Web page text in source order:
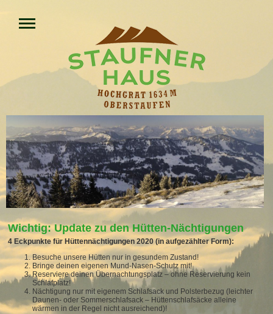
Wichtig: Update zu den Hütten-Nächtigungen
4 Eckpunkte für Hüttennächtigungen 2020 (in aufgezählter Form):
Besuche unsere Hütten nur in gesundem Zustand!
Bringe deinen eigenen Mund-Nasen-Schutz mit!
Reserviere deinen Übernachtungsplatz – ohne Reservierung kein
Schlafplatz!
Nächtigung nur mit eigenem Schlafsack und Polsterbezug (leichter
Daunen- oder Sommerschlafsack – Hüttenschlafsäcke alleine
wärmen in der Regel nicht ausreichend)!